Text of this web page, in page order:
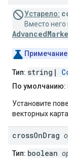
Устарело:
Вместо него
Тип: string|
По умолчанию:
Установите
векторных
crossOnDrag
Тип: boolean